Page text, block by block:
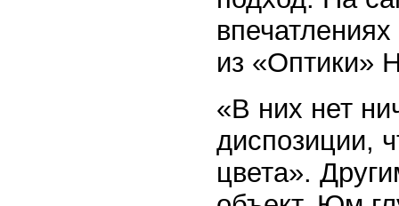
из «Оптики»
«В них нет
диспозиции,
цвета».